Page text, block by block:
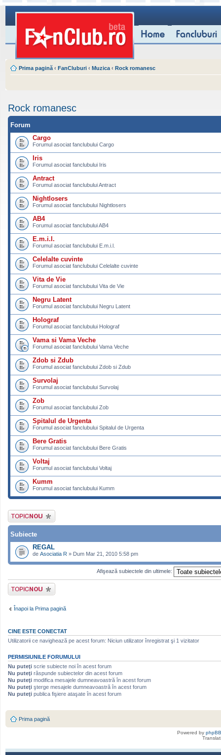
Prima pagină ‹ FanCluburi ‹ Muzica ‹ Rock romanesc
Rock romanesc
Forum
Cargo
Forumul asociat fanclubului Cargo
Iris
Forumul asociat fanclubului Iris
Antract
Forumul asociat fanclubului Antract
Nightlosers
Forumul asociat fanclubului Nightlosers
AB4
Forumul asociat fanclubului AB4
E.m.i.l.
Forumul asociat fanclubului E.m.i.l.
Celelalte cuvinte
Forumul asociat fanclubului Celelalte cuvinte
Vita de Vie
Forumul asociat fanclubului Vita de Vie
Negru Latent
Forumul asociat fanclubului Negru Latent
Holograf
Forumul asociat fanclubului Holograf
Vama si Vama Veche
Forumul asociat fanclubului Vama Veche
Zdob si Zdub
Forumul asociat fanclubului Zdob si Zdub
Survolaj
Forumul asociat fanclubului Survolaj
Zob
Forumul asociat fanclubului Zob
Spitalul de Urgenta
Forumul asociat fanclubului Spitalul de Urgenta
Bere Gratis
Forumul asociat fanclubului Bere Gratis
Voltaj
Forumul asociat fanclubului Voltaj
Kumm
Forumul asociat fanclubului Kumm
Scrie un subiect
nou
Subiecte
REGAL
de Asociatia R » Dum Mar 21, 2010 5:58 pm
Afişează subiectele din ultimele:
Scrie un subiect
nou
Înapoi la Prima pagină
CINE ESTE CONECTAT
Utilizatorii ce navighează pe acest forum: Niciun utilizator înregistrat şi 1 vizitator
PERMISIUNILE FORUMULUI
Nu puteţi scrie subiecte noi în acest forum
Nu puteţi răspunde subiectelor din acest forum
Nu puteţi modifica mesajele dumneavoastră în acest forum
Nu puteţi şterge mesajele dumneavoastră în acest forum
Nu puteţi publica fişiere ataşate în acest forum
Prima pagină
Powered by phpBB